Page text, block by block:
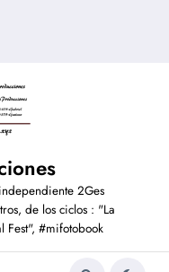
2Ges
de los ciclos : "La
Fest", #mifotobook